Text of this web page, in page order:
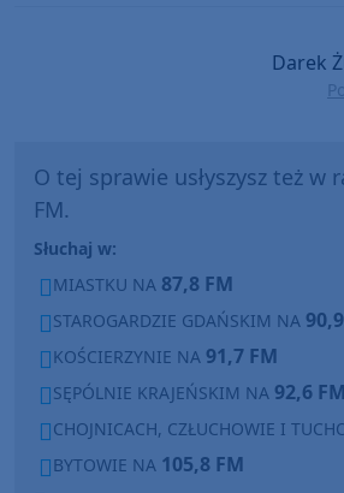
Darek
O tej sprawie usłyszysz też w
FM.
Słuchaj w:
MIASTKU NA 87,8 FM
STAROGARDZIE GDAŃSKIM NA
KOŚCIERZYNIE NA 91,7 FM
SĘPÓLNIE KRAJEŃSKIM NA 92,6 FM
CHOJNICACH, CZŁUCHOWIE I
BYTOWIE NA 105,8 FM